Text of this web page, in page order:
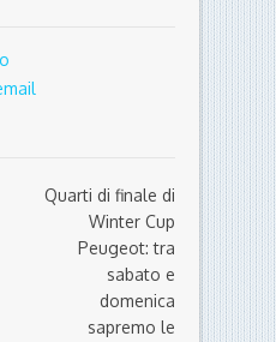
Quarti di finale di
Winter Cup
Peugeot: tra
sabato e
domenica
sapremo le